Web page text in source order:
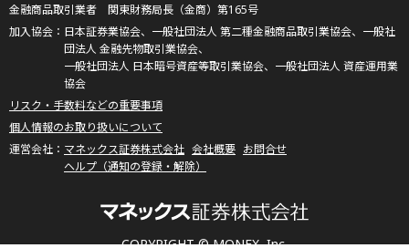
COPYRIGHT © MONEX, Inc.
金融商品取引業者 関東財務局長（金商）第165号
日本証券業協会、一般社団法人 第二種金融商品取引業協会、一般社
団法人 金融先物取引業協会、
一般社団法人 日本暗号資産等取引業協会、一般社団法人 資産運用業
協会
リスク・手数料などの重要事項
個人情報のお取り扱いについて
マネックス証券株式会社 会社概要 お問合せ
ヘルプ（通知の登録・解除）